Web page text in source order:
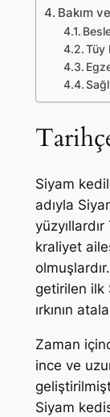
Bakım
Tüy
Siyam
adıyla
kraliyet
getirilen ilk
ırkının
Zaman
ince ve
Siyam